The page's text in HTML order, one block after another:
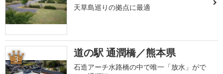
天草島巡りの拠点に最適
3 道の駅 通潤橋／熊本県
石造アーチ水路橋の中で唯一「放水」がで